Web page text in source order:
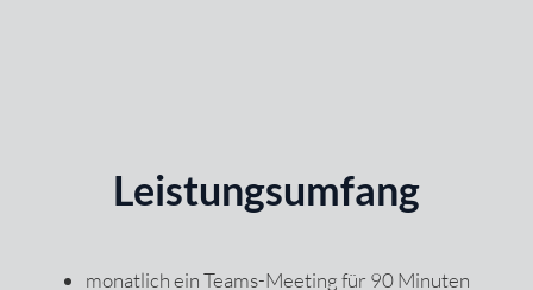
Leistungsumfang
monatlich ein Teams-Meeting für 90 Minuten